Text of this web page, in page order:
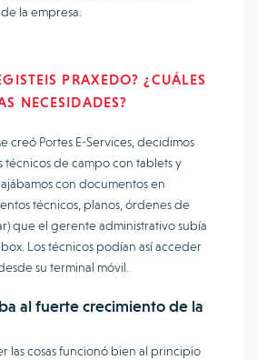
la empresa.
PRAXEDO? ¿CUÁLES
NECESIDADES?
creó Portes E-Services, decidimos
técnicos de campo con tablets y
con documentos en
técnicos, planos, órdenes de
que el gerente administrativo subía
Los técnicos podían así acceder
su terminal móvil.
al fuerte crecimiento de la
las cosas funcionó bien al principio